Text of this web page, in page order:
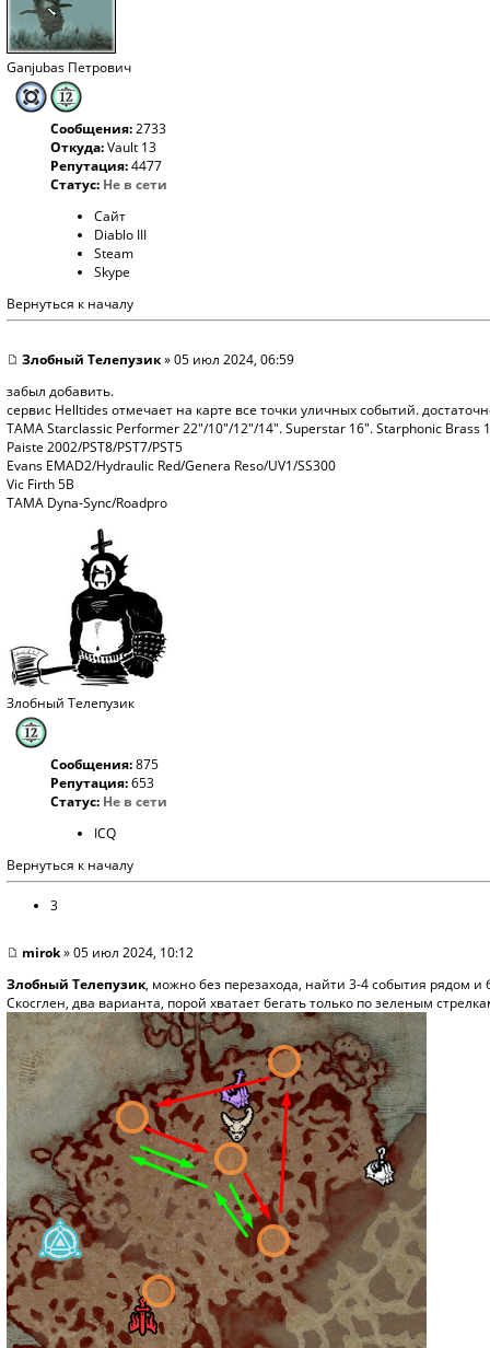
Ganjubas Петрович
Сообщения:2733
Откуда:Vault 13
Репутация:4477
Статус: Не в сети
Сайт
Diablo III
Steam
Skype
Вернуться к началу
Злобный Телепузик» 05 июл 2024, 06:59
забыл добавить.
сервис Helltides отмечает на карте все точки уличных событий.
TAMA Starclassic Performer 22"/10"/12"/14". Superstar 16". Starphonic Brass
Paiste 2002/PST8/PST7/PST5
Evans EMAD2/Hydraulic Red/Genera Reso/UV1/SS300
Vic Firth 5B
TAMA Dyna-Sync/Roadpro
Злобный Телепузик
Сообщения:875
Репутация:653
Статус: Не в сети
ICQ
Вернуться к началу
3
mirok» 05 июл 2024, 10:12
Злобный Телепузик, можно без перезахода, найти 3-4 события рядом и
Скосглен, два варианта, порой хватает бегать только по зеленым